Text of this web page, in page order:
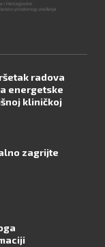
radova
energetske
kliničkoj
zagrijte